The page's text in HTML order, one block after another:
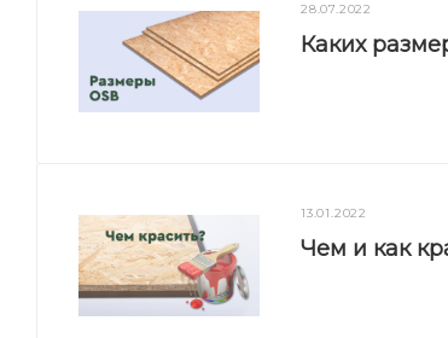
28.07.2022
Каких
13.01.2022
Чем и как